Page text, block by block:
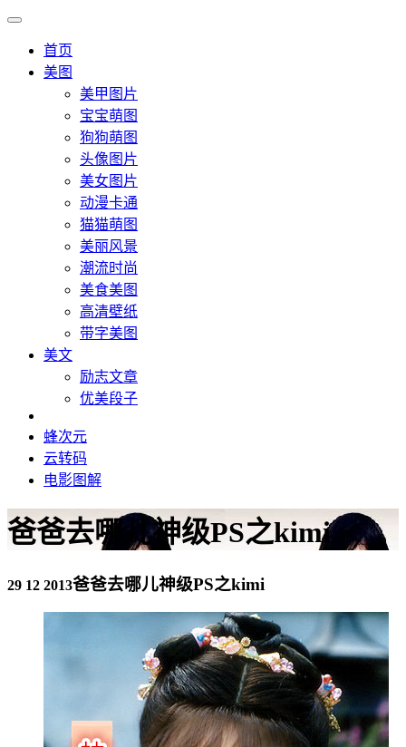
首页
美图
美甲图片
宝宝萌图
狗狗萌图
头像图片
美女图片
动漫卡通
猫猫萌图
美丽风景
潮流时尚
美食美图
高清壁纸
带字美图
美文
励志文章
优美段子
蜂次元
云转码
电影图解
爸爸去哪儿神级PS之kimi
29 12 2013爸爸去哪儿神级PS之kimi